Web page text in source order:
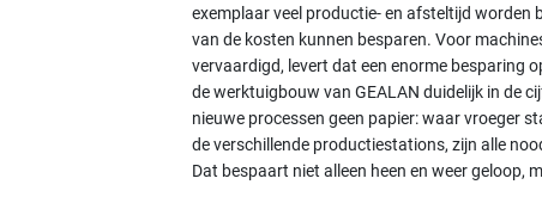
exemplaar veel productie- en afsteltijd worden
van de kosten kunnen besparen. Voor
vervaardigd, levert dat een enorme besparing
de werktuigbouw van GEALAN duidelijk in de
nieuwe processen geen papier: waar vroeger
de verschillende productiestations, zijn alle
Dat bespaart niet alleen heen en weer geloop,